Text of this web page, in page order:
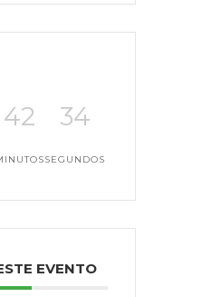
42 34
SEGUNDOS
EVENTO